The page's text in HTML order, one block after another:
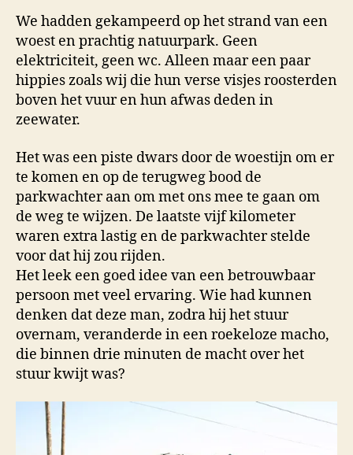
We hadden gekampeerd op het strand van een
woest en prachtig natuurpark. Geen
elektriciteit, geen wc. Alleen maar een paar
hippies zoals wij die hun verse visjes roosterden
boven het vuur en hun afwas deden in
zeewater.
Het was een piste dwars door de woestijn om er
te komen en op de terugweg bood de
parkwachter aan om met ons mee te gaan om
de weg te wijzen. De laatste vijf kilometer
waren extra lastig en de parkwachter stelde
voor dat hij zou rijden.
Het leek een goed idee van een betrouwbaar
persoon met veel ervaring. Wie had kunnen
denken dat deze man, zodra hij het stuur
overnam, veranderde in een roekeloze macho,
die binnen drie minuten de macht over het
stuur kwijt was?